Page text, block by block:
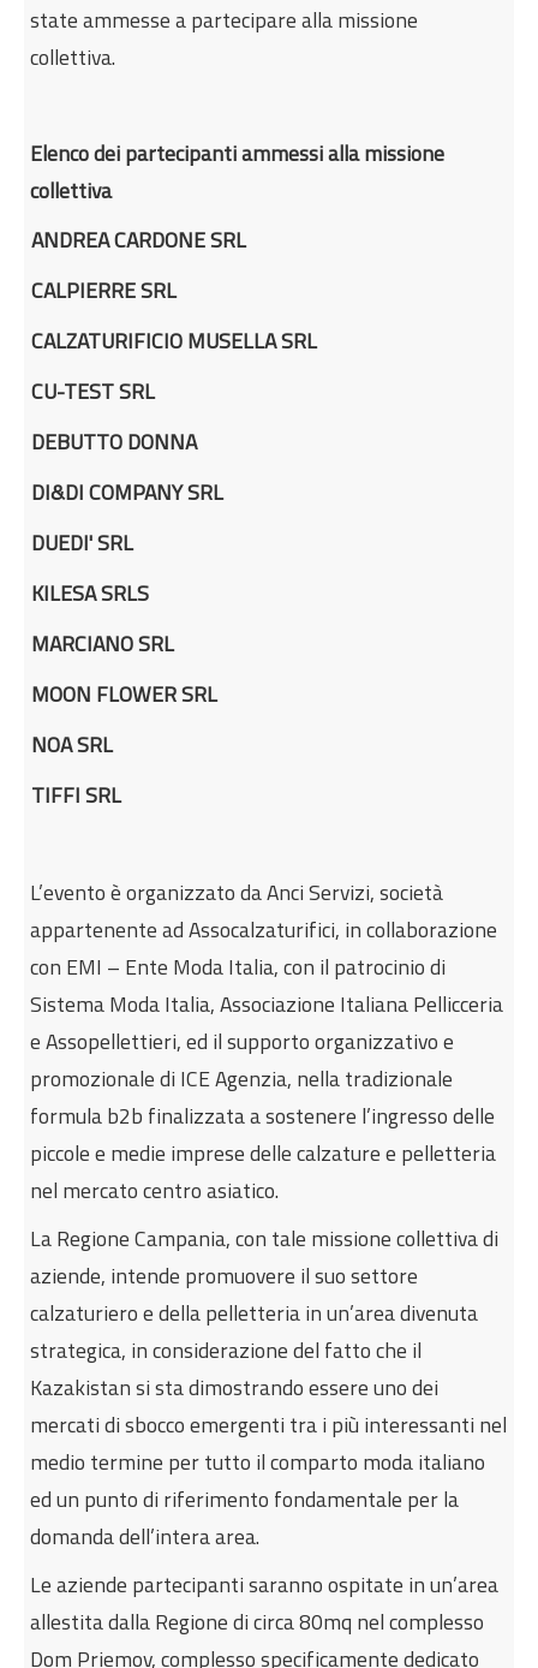
state ammesse a partecipare alla missione
collettiva.
Elenco dei partecipanti ammessi alla missione
collettiva
ANDREA CARDONE SRL
CALPIERRE SRL
CALZATURIFICIO MUSELLA SRL
CU-TEST SRL
DEBUTTO DONNA
DI&DI COMPANY SRL
DUEDI' SRL
KILESA SRLS
MARCIANO SRL
MOON FLOWER SRL
NOA SRL
TIFFI SRL
L’evento è organizzato da Anci Servizi, società
appartenente ad Assocalzaturifici, in collaborazione
con EMI – Ente Moda Italia, con il patrocinio di
Sistema Moda Italia, Associazione Italiana Pellicceria
e Assopellettieri, ed il supporto organizzativo e
promozionale di ICE Agenzia, nella tradizionale
formula b2b finalizzata a sostenere l’ingresso delle
piccole e medie imprese delle calzature e pelletteria
nel mercato centro asiatico.
La Regione Campania, con tale missione collettiva di
aziende, intende promuovere il suo settore
calzaturiero e della pelletteria in un’area divenuta
strategica, in considerazione del fatto che il
Kazakistan si sta dimostrando essere uno dei
mercati di sbocco emergenti tra i più interessanti nel
medio termine per tutto il comparto moda italiano
ed un punto di riferimento fondamentale per la
domanda dell’intera area.
Le aziende partecipanti saranno ospitate in un’area
allestita dalla Regione di circa 80mq nel complesso
Dom Priemov, complesso specificamente dedicato